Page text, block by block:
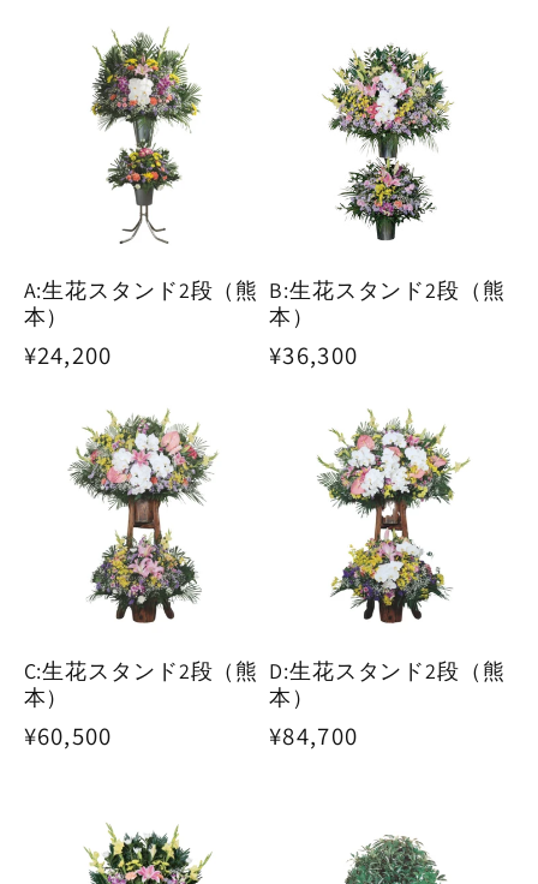
A:生花スタンド2段（熊
本）
通
¥24,200
B:生花スタンド2段（熊
本）
通
¥36,300
C:生花スタンド2段（熊
本）
通
¥60,500
D:生花スタンド2段（熊
本）
通
¥84,700